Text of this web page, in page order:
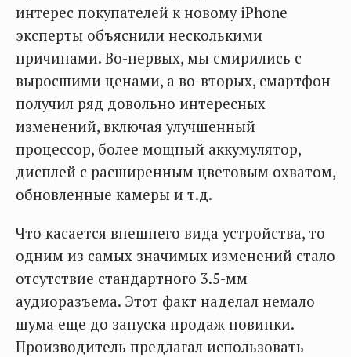
интерес покупателей к новому iPhone
эксперты объяснили несколькими
причинами. Во-первых, мы смирились с
выросшими ценами, а во-вторых, смартфон
получил ряд довольно интересных
изменений, включая улучшенный
процессор, более мощный аккумулятор,
дисплей с расширенным цветовым охватом,
обновленные камеры и т.д.
Что касается внешнего вида устройства, то
одним из самых значимых изменений стало
отсутствие стандартного 3.5-мм
аудиоразъема. Этот факт наделал немало
шума еще до запуска продаж новинки.
Производитель предлагал использовать